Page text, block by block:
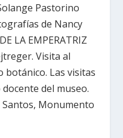
Pastorino
de Nancy
LA EMPERATRIZ
Visita al
Las visitas
del museo.
Monumento